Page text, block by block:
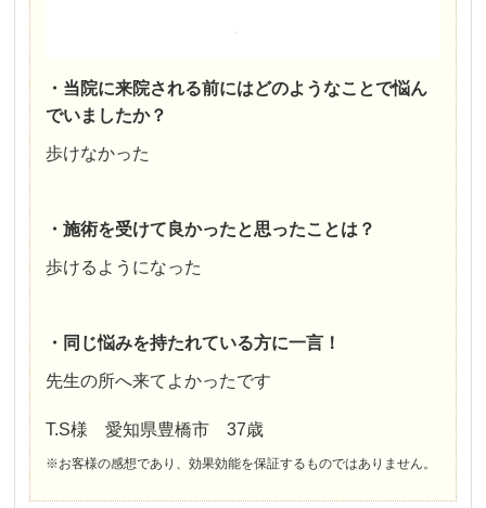
・当院に来院される前にはどのようなことで悩ん
でいましたか？
歩けなかった
・施術を受けて良かったと思ったことは？
歩けるようになった
・同じ悩みを持たれている方に一言！
先生の所へ来てよかったです
T.S様 愛知県豊橋市 37歳
※お客様の感想であり、効果効能を保証するものではありません。